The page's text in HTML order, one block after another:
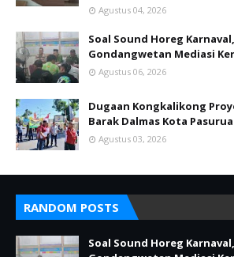
Agustus 04, 2026
Soal Sound Horeg
Gondangwetan Mediasi
Agustus 06, 2026
Dugaan Kongkalikong
Barak Dalmas Kota
Agustus 03, 2026
RANDOM POSTS
Soal Sound Horeg